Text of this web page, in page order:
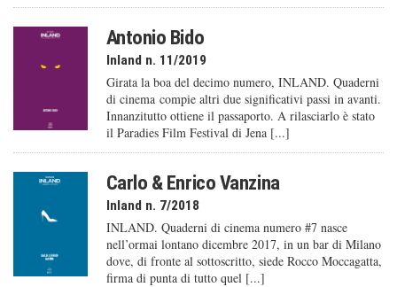
Antonio Bido
Inland n. 11/2019
Girata la boa del decimo numero, INLAND. Quaderni
di cinema compie altri due significativi passi in avanti.
Innanzitutto ottiene il passaporto. A rilasciarlo è stato
il Paradies Film Festival di Jena [...]
Carlo & Enrico Vanzina
Inland n. 7/2018
INLAND. Quaderni di cinema numero #7 nasce
nell’ormai lontano dicembre 2017, in un bar di Milano
dove, di fronte al sottoscritto, siede Rocco Moccagatta,
firma di punta di tutto quel [...]